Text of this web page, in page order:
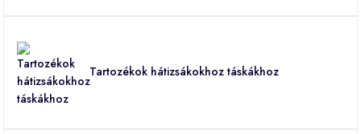
Tartozékok hátizsákokhoz táskákhoz